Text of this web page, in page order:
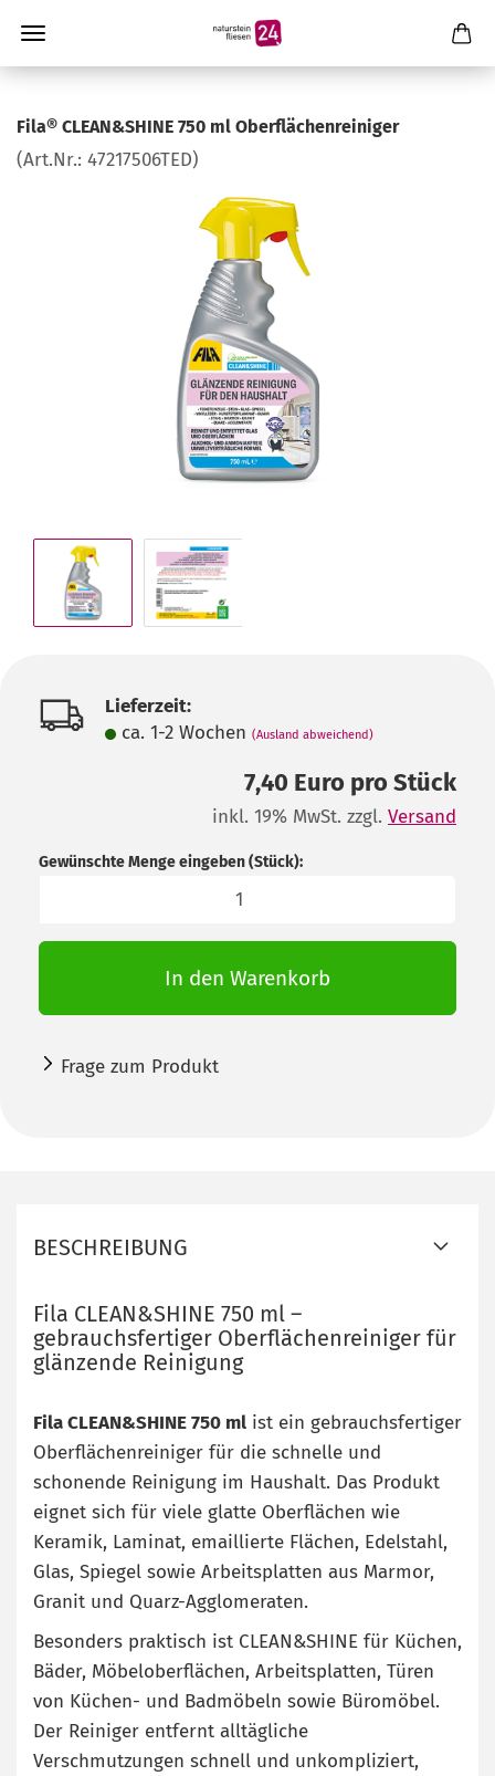
Fila® CLEAN&SHINE 750 ml Oberflächenreiniger
(Art.Nr.: 47217506TED)
Lieferzeit:
ca. 1-2 Wochen (Ausland abweichend)
7,40 Euro pro Stück
inkl. 19% MwSt. zzgl. Versand
Gewünschte Menge eingeben (Stück):
In den Warenkorb
Frage zum Produkt
BESCHREIBUNG
Fila CLEAN&SHINE 750 ml –
gebrauchsfertiger Oberflächenreiniger für
glänzende Reinigung
Fila CLEAN&SHINE 750 ml ist ein gebrauchsfertiger
Oberflächenreiniger für die schnelle und
schonende Reinigung im Haushalt. Das Produkt
eignet sich für viele glatte Oberflächen wie
Keramik, Laminat, emaillierte Flächen, Edelstahl,
Glas, Spiegel sowie Arbeitsplatten aus Marmor,
Granit und Quarz-Agglomeraten.
Besonders praktisch ist CLEAN&SHINE für Küchen,
Bäder, Möbeloberflächen, Arbeitsplatten, Türen
von Küchen- und Badmöbeln sowie Büromöbel.
Der Reiniger entfernt alltägliche
Verschmutzungen schnell und unkompliziert,